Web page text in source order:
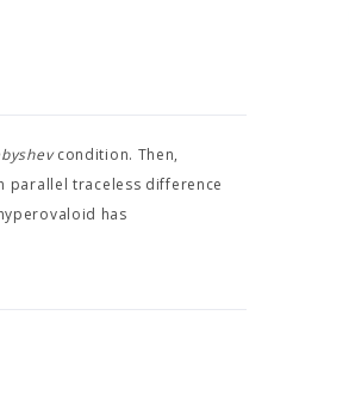
condition. Then,
parallel traceless difference
has